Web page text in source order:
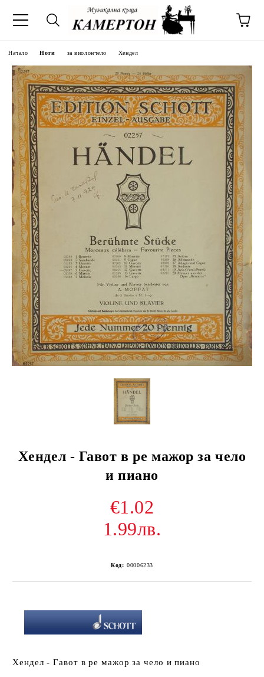
Начало Ноти за виолончело Хендел
Хендел - Гавот в ре мажор за чело
и пиано
€1.02
1.99лв.
Код: 00006233
Хендел - Гавот в ре мажор за чело и пиано